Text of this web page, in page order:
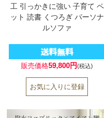
工 引っかきに強い 子育て ペ
ット 読書 くつろぎ パーソナ
ルソファ
販売価格59,800円(税込)